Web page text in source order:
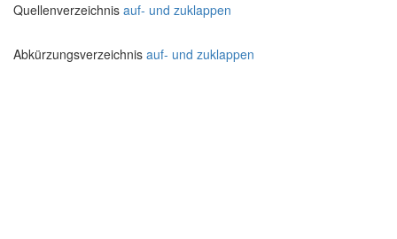
Quellenverzeichnis auf- und zuklappen
Abkürzungsverzeichnis auf- und zuklappen